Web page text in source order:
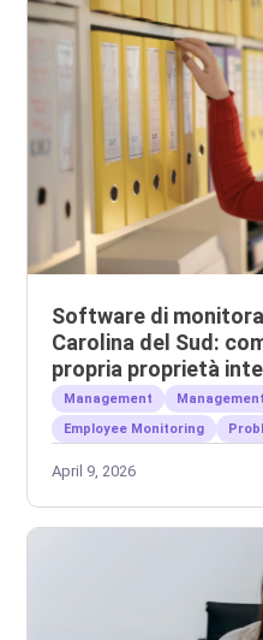
Software di
Carolina del Sud:
propria proprietà
Management Management
Employee Monitoring
April 9, 2026